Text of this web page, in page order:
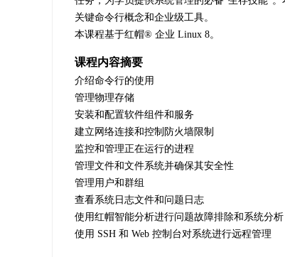
关键命令行概念和企业级工具。
本课程基于红帽® 企业 Linux 8。
课程内容摘要
介绍命令行的使用
管理物理存储
安装和配置软件组件和服务
建立网络连接和控制防火墙限制
监控和管理正在运行的进程
管理文件和文件系统并确保其安全性
管理用户和群组
查看系统日志文件和问题日志
使用红帽智能分析进行问题故障排除和系统分析
使用 SSH 和 Web 控制台对系统进行远程管理